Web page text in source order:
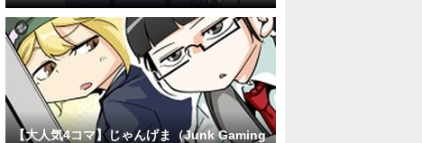
【大人気4コマ】じゃんげま（Junk Gaming